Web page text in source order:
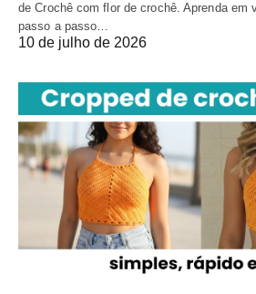
de Crochê com flor de crochê. Aprenda em
passo a passo…
10 de julho de 2026